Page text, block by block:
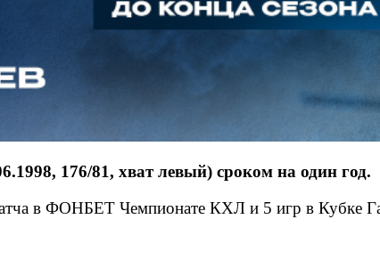
176/81, хват левый) сроком на один год.
в ФОНБЕТ Чемпионате КХЛ и 5 игр в Кубке